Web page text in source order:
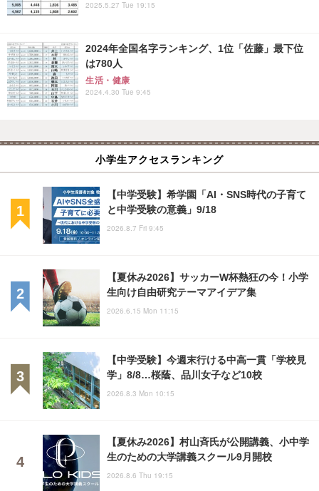
2025.5.27 Tue 19:15
2024年全国名字ランキング、1位「佐藤」最下位
は780人
生活・健康
2024.4.30 Tue 9:45
小学生アクセスランキング
【中学受験】希学園「AI・SNS時代の子育て
と中学受験の意義」9/18
2026.8.7 Fri 9:45
【夏休み2026】サッカーW杯熱狂の今！小学
生向け自由研究テーマアイデア集
2026.6.15 Mon 11:15
【中学受験】今週末行ける中高一貫「学校見
学」8/8…桜蔭、品川女子など10校
2026.8.3 Mon 10:15
【夏休み2026】村山斉氏が公開講義、小中学
生のための大学講義スクール9月開校
2026.8.6 Thu 19:15